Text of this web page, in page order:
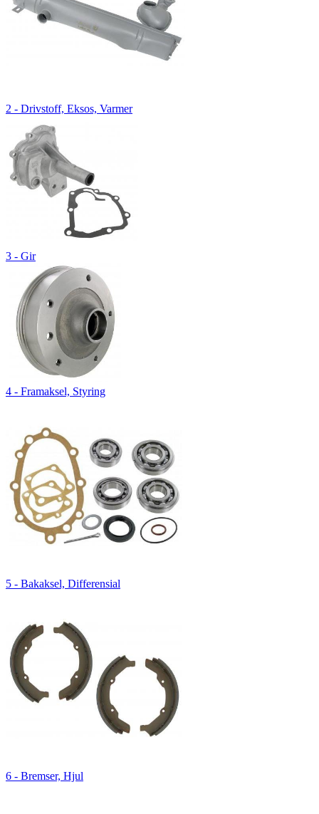
2 - Drivstoff, Eksos, Varmer
3 - Gir
4 - Framaksel, Styring
5 - Bakaksel, Differensial
6 - Bremser, Hjul